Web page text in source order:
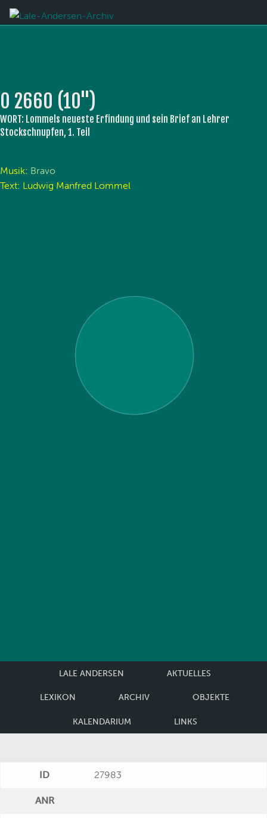
O 2660 (10'')
WORT: Lommels neueste Erfindung und sein Brief an Lehrer
Stockschnupfen, 1. Teil
Musik: Bravo
Text: Ludwig Manfred Lommel
LALE ANDERSEN AKTUELLES
LEXIKON ARCHIV OBJEKTE
KALENDARIUM LINKS
ID 27983
ANR